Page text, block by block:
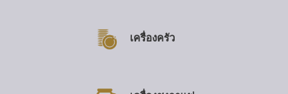
เครื่องครัว